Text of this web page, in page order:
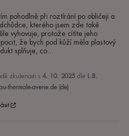
pohodlně při roztírání po obličeji a
kterého jsem zde také
vyhovuje, protože cítíte jeho
že bych pod kůží měla plastový
splňuje, co
zkušenosti s 4. 10. 2025 dle L.B.
thermale-avene.de (de)